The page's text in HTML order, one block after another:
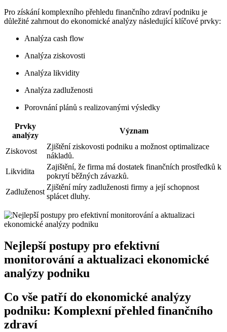
Pro získání komplexního přehledu finančního zdraví podniku je
důležité zahrnout do ekonomické analýzy následující klíčové prvky:
Analýza cash flow
Analýza ziskovosti
Analýza likvidity
Analýza zadluženosti
Porovnání plánů s realizovanými výsledky
Prvky
analýzy
Význam
Ziskovost
Zjištění ziskovosti podniku a možnost optimalizace
nákladů.
Likvidita
Zajištění, že firma má dostatek finančních prostředků k
pokrytí běžných závazků.
Zadluženost
Zjištění míry zadluženosti firmy a její schopnost
splácet dluhy.
Nejlepší postupy pro efektivní
monitorování a aktualizaci ekonomické
analýzy podniku
Co vše patří do ekonomické analýzy
podniku: Komplexní přehled finančního
zdraví